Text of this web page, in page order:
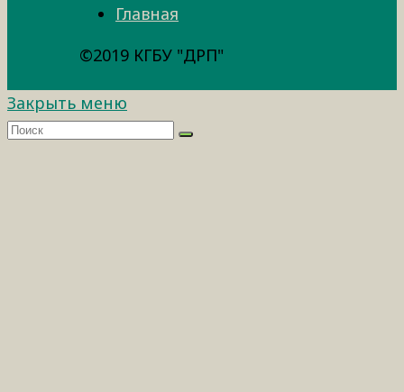
Главная
©2019 КГБУ "ДРП"
Закрыть меню